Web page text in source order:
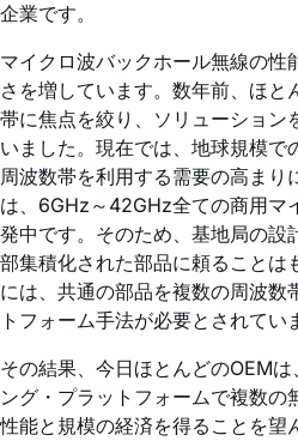
企業です。
マイクロ波バックホール無線の性
さを増しています。数年前、ほと
帯に焦点を絞り、ソリューション
いました。現在では、地球規模で
周波数帯を利用する需要の高まり
は、6GHz～42GHz全ての商用マ
発中です。そのため、基地局の設
部集積化された部品に頼ることは
には、共通の部品を複数の周波数
トフォーム手法が必要とされてい
その結果、今日ほとんどのOEM
ング・プラットフォームで複数
性能と規模の経済を得ることを望